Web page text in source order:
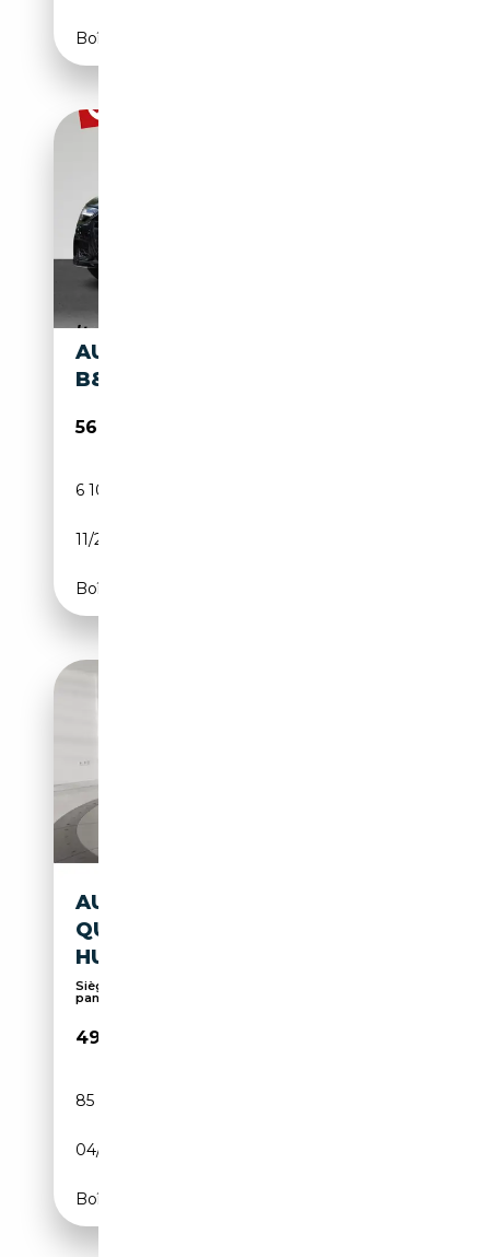
Boîte automatique
AUDI S6 3.0 TDI QUATTRO
B&O STHZG AHK HD-MATRIX
56 480€
6 109 km
11/2024
Boîte automatique
AUDI S6 AVANT 3.0 TDI
QUATTRO AHK HD-MATRIX
HUD PANO
Sièges sport, Suspension pneumatique, Toit
panoram...
49 890€
85 872 km
04/2023
Boîte automatique